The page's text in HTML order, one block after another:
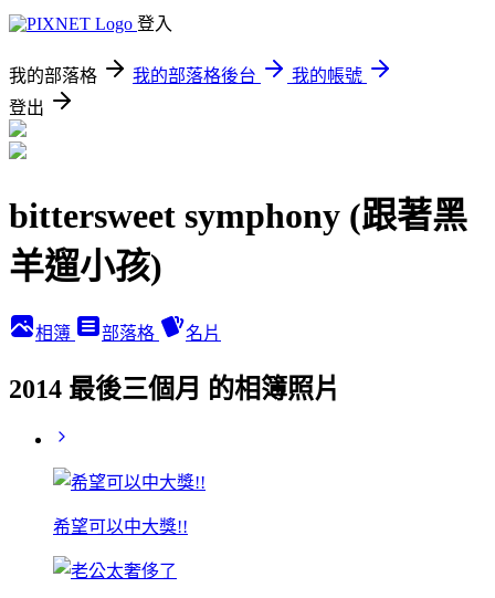
登入
我的部落格 我的部落格後台
我的帳號
登出
bittersweet symphony (跟著黑
羊遛小孩)
相簿 部落格 名片
2014 最後三個月 的相簿照片
希望可以中大獎!!